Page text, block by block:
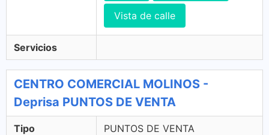
Vista de calle
Servicios
CENTRO COMERCIAL MOLINOS -
Deprisa PUNTOS DE VENTA
Tipo PUNTOS DE VENTA